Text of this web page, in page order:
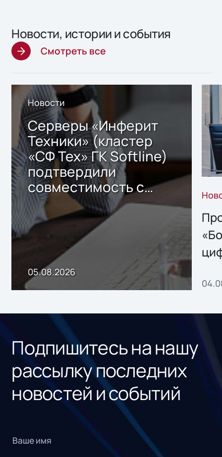
Новости, истории и события
Смотреть все
Новости
Серверы «Инферит
Техники» (кластер
«СФ Тех» ГК Softline)
подтвердили
совместимость с
решением Sharx
Storage 2.x для
хранения данных
05.08.2026
Подпишитесь на нашу
рассылку последних
новостей и событий